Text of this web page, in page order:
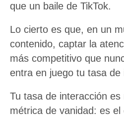
que un baile de TikTok.
Lo cierto es que, en un
contenido, captar la
más competitivo que
entra en juego tu tasa de
Tu tasa de interacción
métrica de vanidad: es